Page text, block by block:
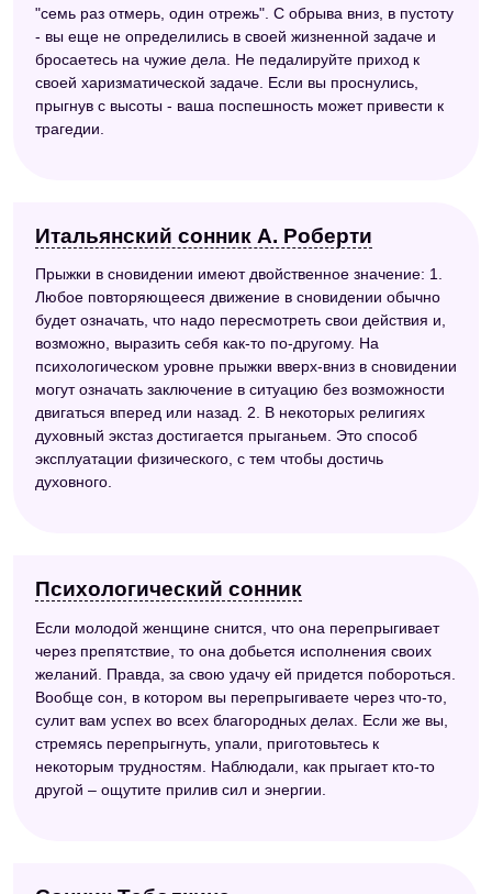
"семь раз отмерь, один отрежь". С обрыва вниз, в пустоту
- вы еще не определились в своей жизненной задаче и
бросаетесь на чужие дела. Не педалируйте приход к
своей харизматической задаче. Если вы проснулись,
прыгнув с высоты - ваша поспешность может привести к
трагедии.
Итальянский сонник А. Роберти
Прыжки в сновидении имеют двойственное значение: 1.
Любое повторяющееся движение в сновидении обычно
будет означать, что надо пересмотреть свои действия и,
возможно, выразить себя как-то по-другому. На
психологическом уровне прыжки вверх-вниз в сновидении
могут означать заключение в ситуацию без возможности
двигаться вперед или назад. 2. В некоторых религиях
духовный экстаз достигается прыганьем. Это способ
эксплуатации физического, с тем чтобы достичь
духовного.
Психологический сонник
Если молодой женщине снится, что она перепрыгивает
через препятствие, то она добьется исполнения своих
желаний. Правда, за свою удачу ей придется побороться.
Вообще сон, в котором вы перепрыгиваете через что-то,
сулит вам успех во всех благородных делах. Если же вы,
стремясь перепрыгнуть, упали, приготовьтесь к
некоторым трудностям. Наблюдали, как прыгает кто-то
другой – ощутите прилив сил и энергии.